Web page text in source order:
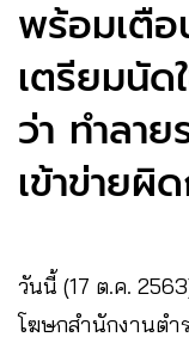
พร้อมเตื
เตรียมนั
ว่า ทำลา
เข้าข่ายผิ
วันนี้ (17 ต.ค.
โฆษกสำนักงานตำ